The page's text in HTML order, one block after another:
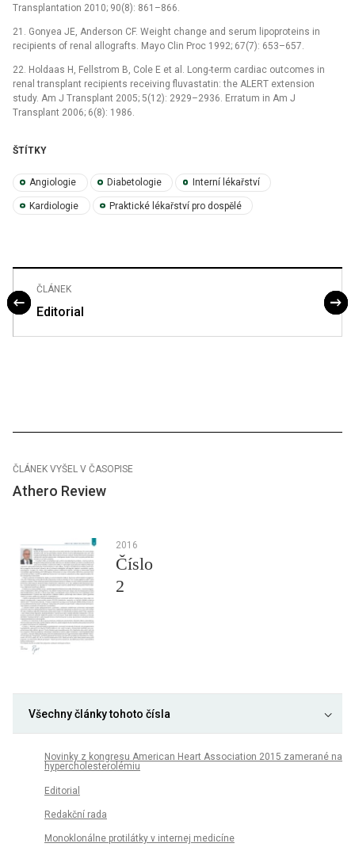
Transplantation 2010; 90(8): 861–866.
21. Gonyea JE, Anderson CF. Weight change and serum lipoproteins in
recipients of renal allografts. Mayo Clin Proc 1992; 67(7): 653–657.
22. Holdaas H, Fellstrom B, Cole E et al. Long-term cardiac outcomes in
renal transplant recipients receiving fluvastatin: the ALERT extension
study. Am J Transplant 2005; 5(12): 2929–2936. Erratum in Am J
Transplant 2006; 6(8): 1986.
ŠTÍTKY
Angiologie Diabetologie Interní lékařství
Kardiologie Praktické lékařství pro dospělé
ČLÁNEK
Editorial
ČLÁNEK VYŠEL V ČASOPISE
Athero Review
2016
Číslo
2
Všechny články tohoto čísla
Novinky z kongresu American Heart Association 2015 zamerané na
hypercholesterolémiu
Editorial
Redakční rada
Monoklonálne protilátky v internej medicíne